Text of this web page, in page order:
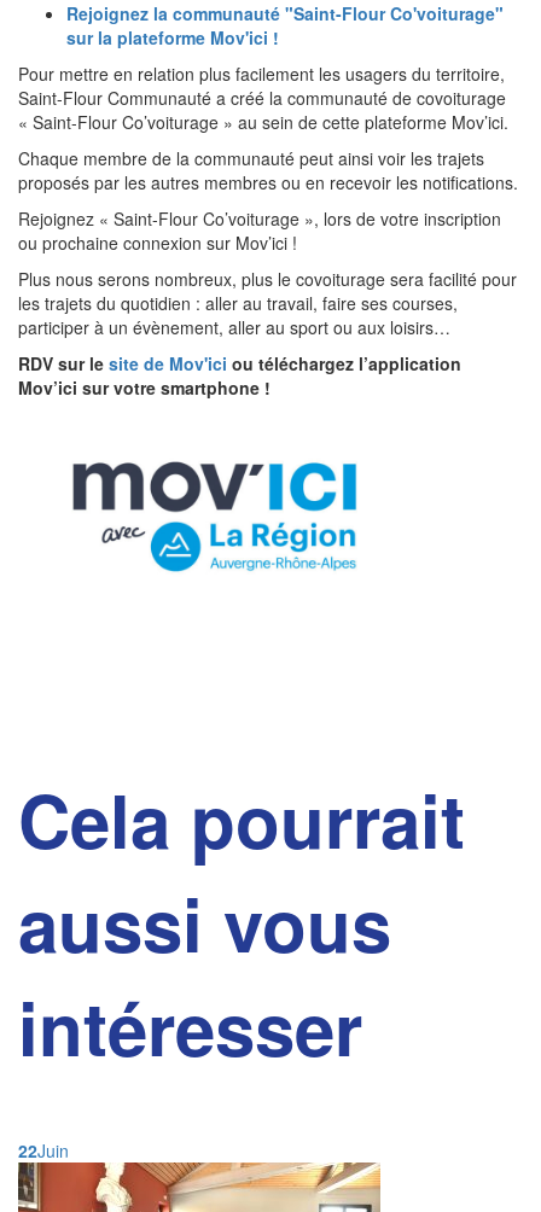
Rejoignez la communauté "Saint-Flour Co'voiturage"
sur la plateforme Mov'ici !
Pour mettre en relation plus facilement les usagers du territoire,
Saint-Flour Communauté a créé la communauté de covoiturage
« Saint-Flour Co’voiturage » au sein de cette plateforme Mov’ici.
Chaque membre de la communauté peut ainsi voir les trajets
proposés par les autres membres ou en recevoir les notifications.
Rejoignez « Saint-Flour Co’voiturage », lors de votre inscription
ou prochaine connexion sur Mov’ici !
Plus nous serons nombreux, plus le covoiturage sera facilité pour
les trajets du quotidien : aller au travail, faire ses courses,
participer à un évènement, aller au sport ou aux loisirs…
RDV sur le site de Mov'ici ou téléchargez l’application
Mov’ici sur votre smartphone !
Cela pourrait
aussi vous
intéresser
22Juin